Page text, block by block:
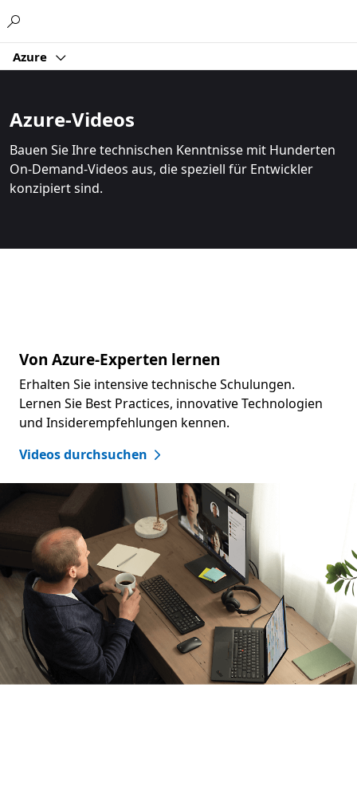
Azure
Azure-Videos
Bauen Sie Ihre technischen Kenntnisse mit Hunderten
On-Demand-Videos aus, die speziell für Entwickler
konzipiert sind.
Von Azure-Experten lernen
Erhalten Sie intensive technische Schulungen.
Lernen Sie Best Practices, innovative Technologien
und Insiderempfehlungen kennen.
Videos durchsuchen